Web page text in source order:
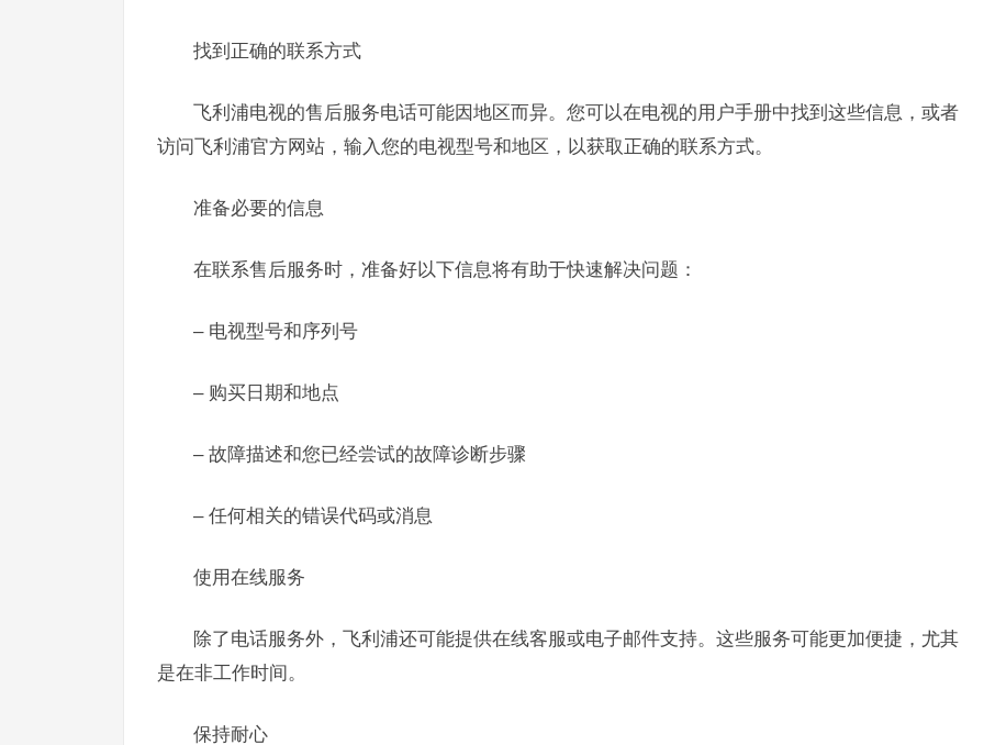
找到正确的联系方式
飞利浦电视的售后服务电话可能因地区而异。您可以在电视的用户手册中找到这些信息，或者
访问飞利浦官方网站，输入您的电视型号和地区，以获取正确的联系方式。
准备必要的信息
在联系售后服务时，准备好以下信息将有助于快速解决问题：
– 电视型号和序列号
– 购买日期和地点
– 故障描述和您已经尝试的故障诊断步骤
– 任何相关的错误代码或消息
使用在线服务
除了电话服务外，飞利浦还可能提供在线客服或电子邮件支持。这些服务可能更加便捷，尤其
是在非工作时间。
保持耐心